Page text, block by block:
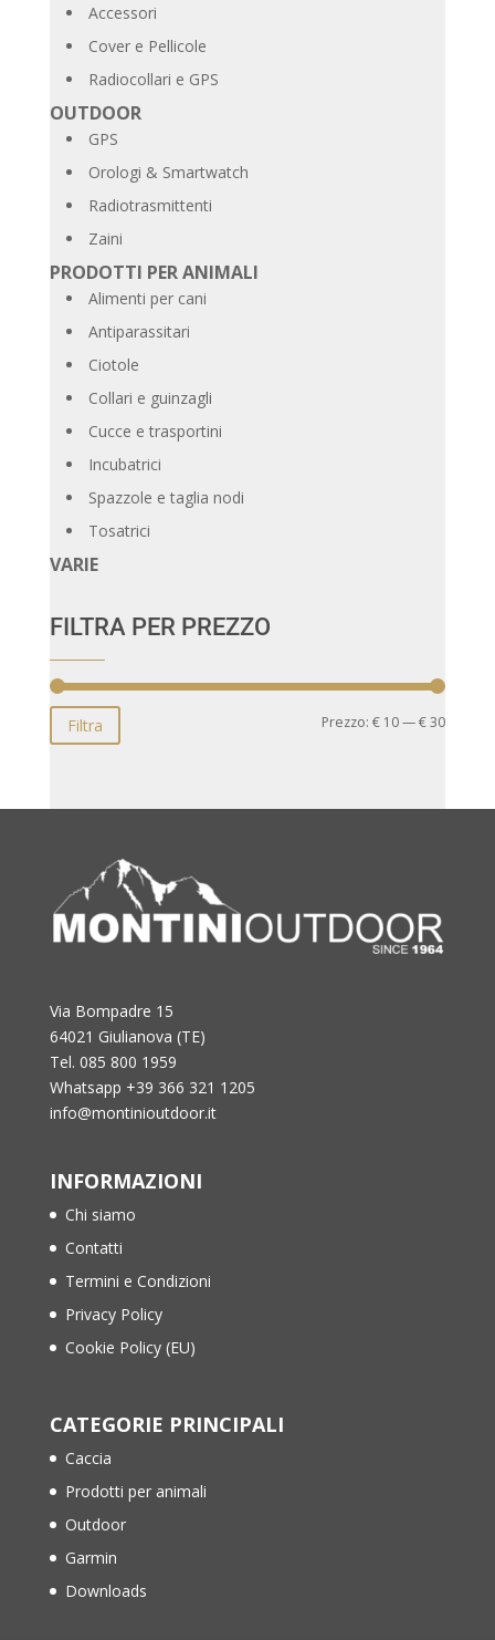
Accessori
Cover e Pellicole
Radiocollari e GPS
OUTDOOR
GPS
Orologi & Smartwatch
Radiotrasmittenti
Zaini
PRODOTTI PER ANIMALI
Alimenti per cani
Antiparassitari
Ciotole
Collari e guinzagli
Cucce e trasportini
Incubatrici
Spazzole e taglia nodi
Tosatrici
VARIE
FILTRA PER PREZZO
Prezzo
Prezzo
Filtra Prezzo:€ 10—€ 30
Via Bompadre 15
64021 Giulianova (TE)
Tel. 085 800 1959
Whatsapp +39 366 321 1205
info@montinioutdoor.it
INFORMAZIONI
Chi siamo
Contatti
Termini e Condizioni
Privacy Policy
Cookie Policy (EU)
CATEGORIE PRINCIPALI
Caccia
Prodotti per animali
Outdoor
Garmin
Downloads